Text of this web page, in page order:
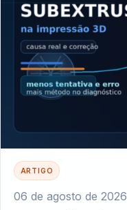
ARTIGO
06 de agosto de 2026